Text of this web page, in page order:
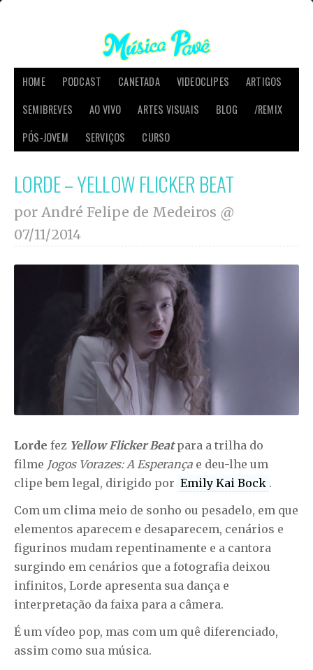
HOME PODCAST CANETADA VIDEOCLIPES
ARTIGOS
SEMIBREVES
AO VIVO ARTES VISUAIS BLOG
/REMIX
PÓS-JOVEM
SERVIÇOS CURSO
LORDE – YELLOW FLICKER BEAT
por André Felipe de Medeiros @
07/11/2014
Lorde fez Yellow Flicker Beat para a trilha do
filme Jogos Vorazes: A Esperança e deu-lhe um
clipe bem legal, dirigido por Emily Kai Bock .
Com um clima meio de sonho ou pesadelo, em que
elementos aparecem e desaparecem, cenários e
figurinos mudam repentinamente e a cantora
surgindo em cenários que a fotografia deixou
infinitos, Lorde apresenta sua dança e
interpretação da faixa para a câmera.
É um vídeo pop, mas com um quê diferenciado,
assim como sua música.